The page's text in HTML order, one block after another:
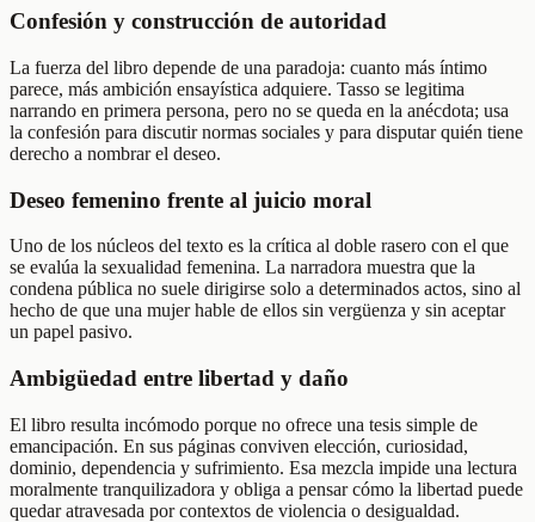
Confesión y construcción de autoridad
La fuerza del libro depende de una paradoja: cuanto más íntimo
parece, más ambición ensayística adquiere. Tasso se legitima
narrando en primera persona, pero no se queda en la anécdota; usa
la confesión para discutir normas sociales y para disputar quién tiene
derecho a nombrar el deseo.
Deseo femenino frente al juicio moral
Uno de los núcleos del texto es la crítica al doble rasero con el que
se evalúa la sexualidad femenina. La narradora muestra que la
condena pública no suele dirigirse solo a determinados actos, sino al
hecho de que una mujer hable de ellos sin vergüenza y sin aceptar
un papel pasivo.
Ambigüedad entre libertad y daño
El libro resulta incómodo porque no ofrece una tesis simple de
emancipación. En sus páginas conviven elección, curiosidad,
dominio, dependencia y sufrimiento. Esa mezcla impide una lectura
moralmente tranquilizadora y obliga a pensar cómo la libertad puede
quedar atravesada por contextos de violencia o desigualdad.